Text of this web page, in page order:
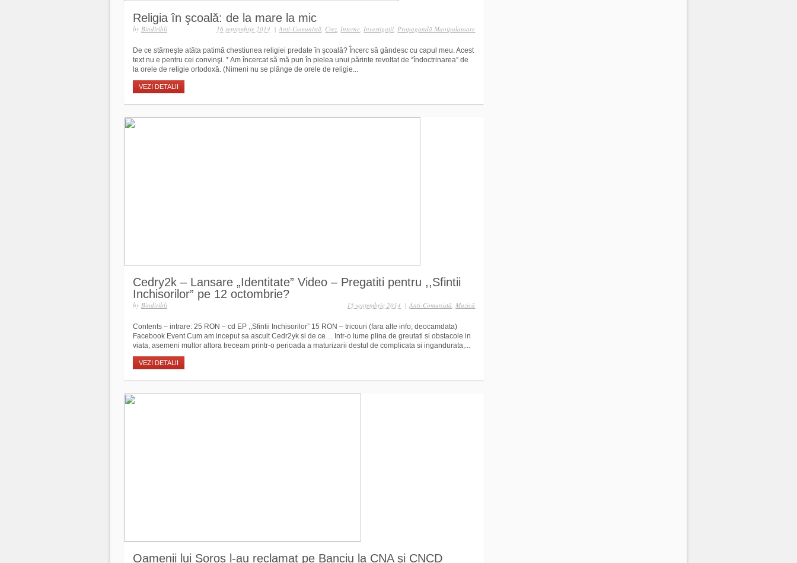
Religia în şcoală: de la mare la mic
by Bindiribli | Anti-Comunistă, Crez,Interne,Investigaţii,Propagandă Manipulatoare
16 septembrie 2014
De ce stârneşte atâta patimă chestiunea religiei predate în şcoală? Încerc să gândesc cu capul meu. Acest
text nu e pentru cei convinşi. * Am încercat să mă pun în pielea unui părinte revoltat de “îndoctrinarea” de
la orele de religie ortodoxă. (Nimeni nu se plânge de orele de religie...
VEZI DETALII
Cedry2k – Lansare „Identitate” Video – Pregatiti pentru ,,Sfintii
Inchisorilor” pe 12 octombrie?
by Bindiribli | Anti-Comunistă,Muzică
15 septembrie 2014
Contents – intrare: 25 RON – cd EP ,,Sfintii Inchisorilor” 15 RON – tricouri (fara alte info, deocamdata)
Facebook Event Cum am inceput sa ascult Cedr2yk si de ce… Intr-o lume plina de greutati si obstacole in
viata, asemeni multor altora treceam printr-o perioada a maturizarii destul de complicata si ingandurata,...
VEZI DETALII
Oamenii lui Soros l-au reclamat pe Banciu la CNA şi CNCD